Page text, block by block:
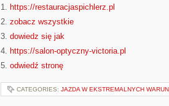
1. https://restauracjaspichlerz.pl
2. zobacz wszystkie
3. dowiedz się jak
4. https://salon-optyczny-victoria.pl
5. odwiedź stronę
CATEGORIES: JAZDA W EKSTREMALNYCH